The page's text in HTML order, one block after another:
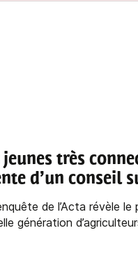
jeunes très
d’un conseil
de l’Acta révèle le
génération